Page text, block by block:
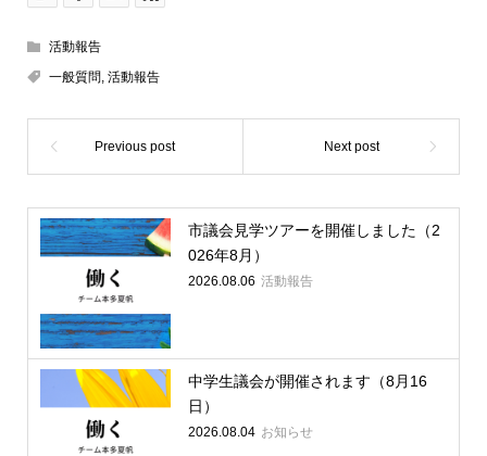
活動報告
一般質問, 活動報告
市議会見学ツアーを開催しました（2
026年8月）
2026.08.06 活動報告
中学生議会が開催されます（8月16
日）
2026.08.04 お知らせ